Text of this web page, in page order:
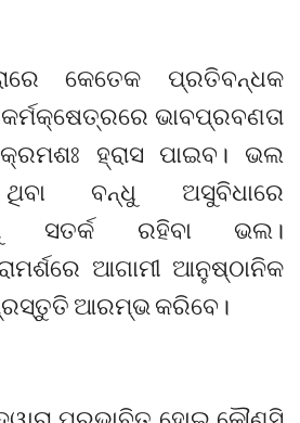
କେତେକ ପ୍ରତିବନ୍ଧକ
ଭାବପ୍ରବଣତା
ହ୍ରାସ ପାଇବ। ଭଲ
ବନ୍ଧୁ ଅସୁବିଧାରେ
ସତର୍କ ରହିବା ଭଲ।
ଆଗାମୀ ଆନୁଷ୍ଠାନିକ
ଆରମ୍ଭ କରିବେ।